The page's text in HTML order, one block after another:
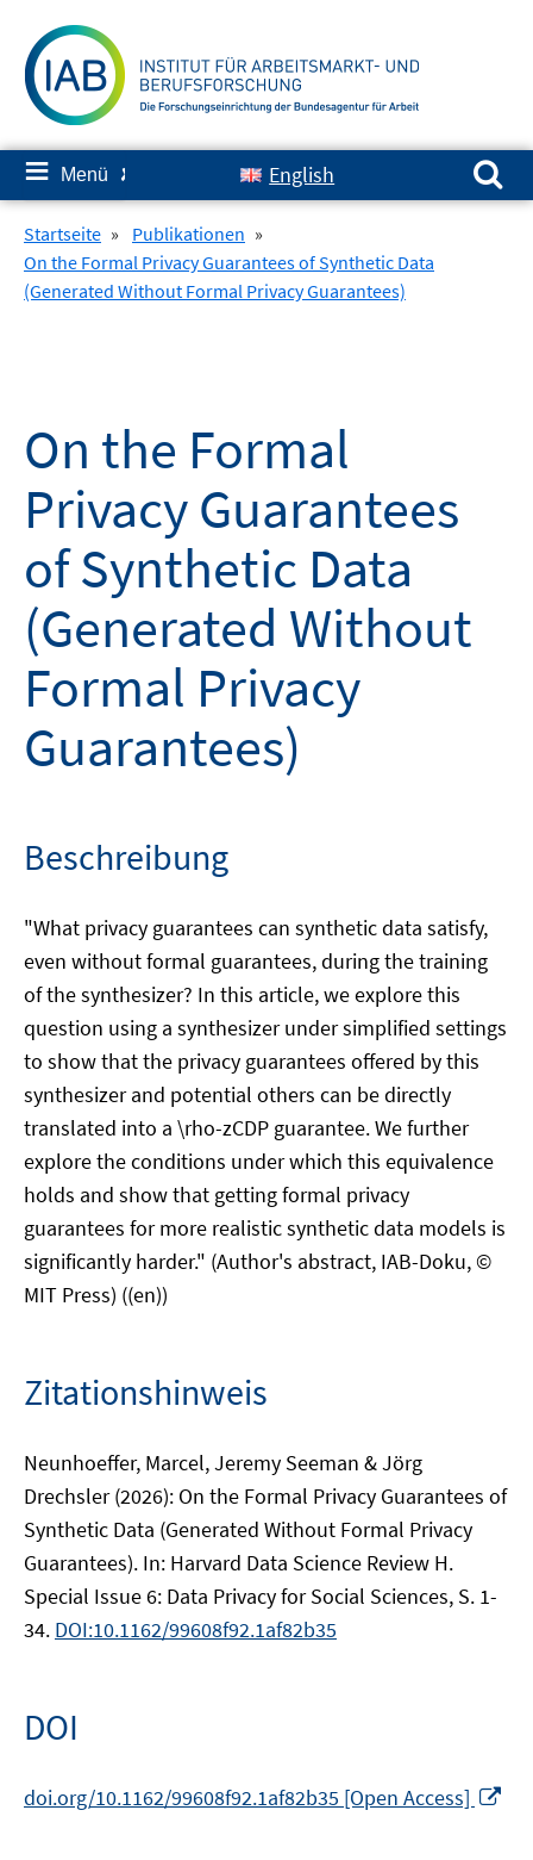
zum
Inhalt
≡ Menü ✘ English
Suchen nach:
Startseite » Publikationen »
On the Formal Privacy Guarantees of Synthetic Data
(Generated Without Formal Privacy Guarantees)
On the Formal
Privacy Guarantees
of Synthetic Data
(Generated Without
Formal Privacy
Guarantees)
Beschreibung
"What privacy guarantees can synthetic data satisfy,
even without formal guarantees, during the training
of the synthesizer? In this article, we explore this
question using a synthesizer under simplified settings
to show that the privacy guarantees offered by this
synthesizer and potential others can be directly
translated into a \rho-zCDP guarantee. We further
explore the conditions under which this equivalence
holds and show that getting formal privacy
guarantees for more realistic synthetic data models is
significantly harder." (Author's abstract, IAB-Doku, ©
MIT Press) ((en))
Zitationshinweis
Neunhoeffer, Marcel, Jeremy Seeman & Jörg
Drechsler (2026): On the Formal Privacy Guarantees of
Synthetic Data (Generated Without Formal Privacy
Guarantees). In: Harvard Data Science Review H.
Special Issue 6: Data Privacy for Social Sciences, S. 1-
34. DOI:10.1162/99608f92.1af82b35
DOI
doi.org/10.1162/99608f92.1af82b35 [Open Access]